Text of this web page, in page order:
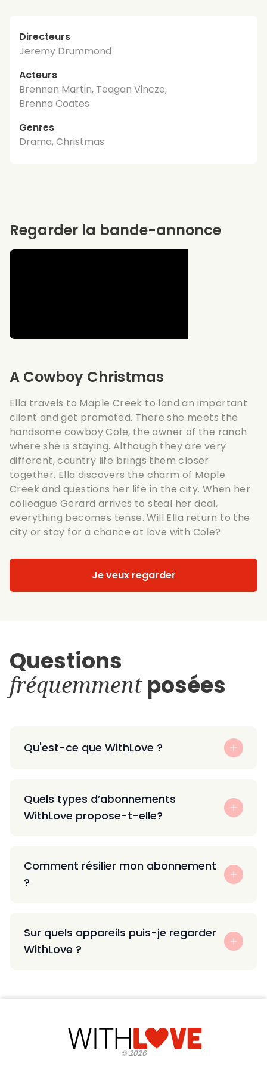
Directeurs
Jeremy Drummond
Acteurs
Brennan Martin, Teagan Vincze,
Brenna Coates
Genres
Drama, Christmas
A Cowboy Christmas
Ella travels to Maple Creek to land an important
client and get promoted. There she meets the
handsome cowboy Cole, the owner of the ranch
where she is staying. Although they are very
different, country life brings them closer
together. Ella discovers the charm of Maple
Creek and questions her life in the city. When her
colleague Gerard arrives to steal her deal,
everything becomes tense. Will Ella return to the
city or stay for a chance at love with Cole?
Je veux regarder
Regarder la bande-annonce
Questions
fréquemmentposées
Qu'est-ce que WithLove ?
Quels types d’abonnements
WithLove propose-t-elle?
Comment résilier mon abonnement
?
Sur quels appareils puis-je regarder
WithLove ?
©2026